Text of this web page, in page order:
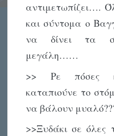
αντιμετωπίζει….
και σύντομα ο
να δίνει τα
μεγάλη……
>> Ρε πόσες
καταπιούνε το
να βάλουν
>>Ξυδάκι σε όλες